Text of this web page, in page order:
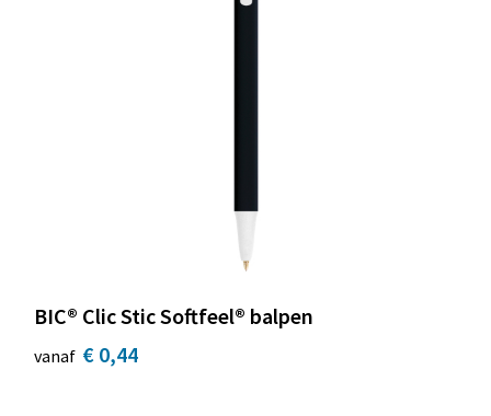
BIC® Clic Stic Softfeel® balpen
vanaf € 0,44